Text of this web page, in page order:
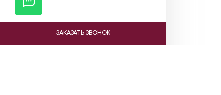
ЗАКАЗАТЬ ЗВОНОК